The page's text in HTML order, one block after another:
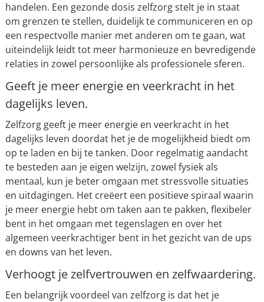
handelen. Een gezonde dosis zelfzorg stelt je in staat
om grenzen te stellen, duidelijk te communiceren en op
een respectvolle manier met anderen om te gaan, wat
uiteindelijk leidt tot meer harmonieuze en bevredigende
relaties in zowel persoonlijke als professionele sferen.
Geeft je meer energie en veerkracht in het
dagelijks leven.
Zelfzorg geeft je meer energie en veerkracht in het
dagelijks leven doordat het je de mogelijkheid biedt om
op te laden en bij te tanken. Door regelmatig aandacht
te besteden aan je eigen welzijn, zowel fysiek als
mentaal, kun je beter omgaan met stressvolle situaties
en uitdagingen. Het creëert een positieve spiraal waarin
je meer energie hebt om taken aan te pakken, flexibeler
bent in het omgaan met tegenslagen en over het
algemeen veerkrachtiger bent in het gezicht van de ups
en downs van het leven.
Verhoogt je zelfvertrouwen en zelfwaardering.
Een belangrijk voordeel van zelfzorg is dat het je